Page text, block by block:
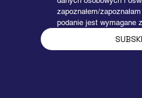
zapoznałem/
podanie jest wymagane